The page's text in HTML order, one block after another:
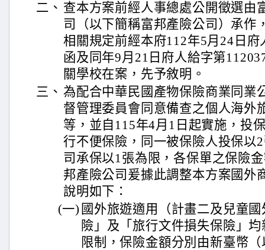
二、 查本方案前經人事總處公開徵選由
司（以下簡稱富邦產險公司）承作
相關規定前經本府112年5月24日府
函及同年9月21日府人給字第
關學校在案，先予敘明。
三、 為配合中華民國產物保險商業同業
督管理委員會同意備查之個人海外
等，並自115年4月1日起實施，投
行不便保險，同一被保險人投保以
司承保以1張為限，各保單之保險
邦產險公司爰據此調整本方案國外
說明如下：
(一) 國外旅遊適用（計畫二及兒童
險」及「旅行文件損失保險」
限制，保險金額分別由新臺幣